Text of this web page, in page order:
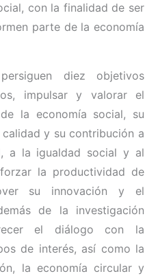
con la finalidad de ser
parte de la economía
diez objetivos
impulsar y valorar el
la economía social, su
y su contribución a
a la igualdad social y al
la productividad de
su innovación y el
de la investigación
el diálogo con la
de interés, así como la
la economía circular y